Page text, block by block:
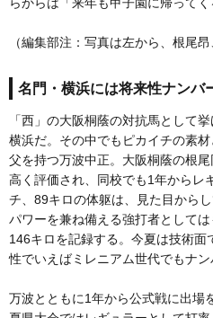
らからは「来年も甲子園に帰って
（編集部注：写真は左から、根尾
名門・横浜には将来性ナンバ
「西」の大阪桐蔭の対抗馬として
横浜だ。その中でもピカイチの素
父を持つ万波中正。大阪桐蔭の根
高く評価され、同校でも1年からレ
チ、89キロの体躯は、見た目から
パワーを兼ね備える強打者として
146キロを記録する。今夏は技術
性でいえばミレニアム世代でもナン
万波とともに1年から公式戦に出場